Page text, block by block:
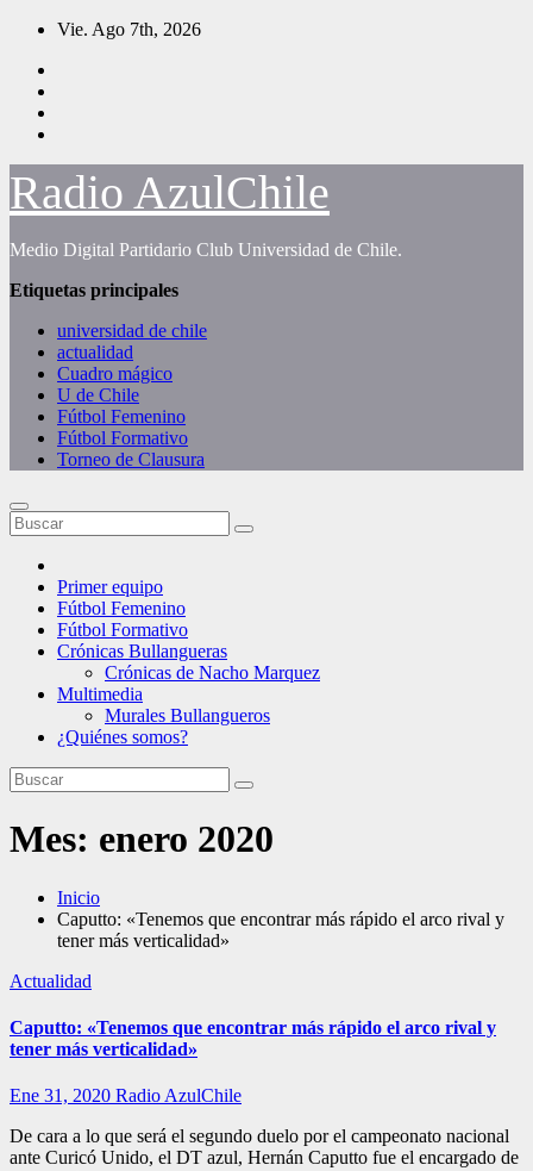
Saltar
contenido
Vie. Ago 7th, 2026
Radio AzulChile
Medio Digital Partidario Club Universidad de Chile.
Etiquetas principales
universidad de chile
actualidad
Cuadro mágico
U de Chile
Fútbol Femenino
Fútbol Formativo
Torneo de Clausura
Primer equipo
Fútbol Femenino
Fútbol Formativo
Crónicas Bullangueras
Crónicas de Nacho Marquez
Multimedia
Murales Bullangueros
¿Quiénes somos?
Mes: enero 2020
Inicio
Caputto: «Tenemos que encontrar más rápido el arco rival y
tener más verticalidad»
Actualidad
Caputto: «Tenemos que encontrar más rápido el arco rival y
tener más verticalidad»
Ene 31, 2020 Radio AzulChile
De cara a lo que será el segundo duelo por el campeonato nacional
ante Curicó Unido, el DT azul, Hernán Caputto fue el encargado de